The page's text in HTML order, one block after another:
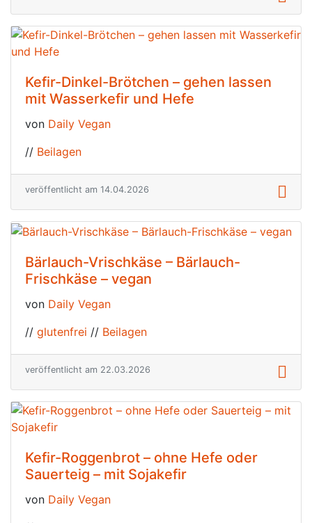
Kefir-Dinkel-Brötchen – gehen lassen
mit Wasserkefir und Hefe
von Daily Vegan
// Beilagen
veröffentlicht am 14.04.2026
Bärlauch-Vrischkäse – Bärlauch-
Frischkäse – vegan
von Daily Vegan
// glutenfrei // Beilagen
veröffentlicht am 22.03.2026
Kefir-Roggenbrot – ohne Hefe oder
Sauerteig – mit Sojakefir
von Daily Vegan